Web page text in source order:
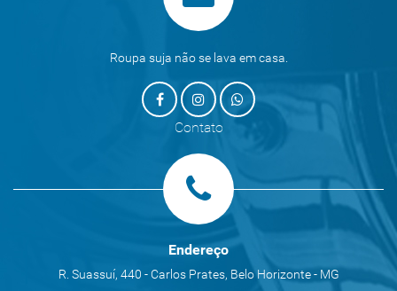
Roupa suja não se lava em casa.
Contato
Endereço
R. Suassuí, 440 - Carlos Prates, Belo Horizonte - MG